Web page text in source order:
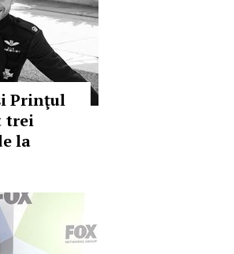
Prinţul
trei
la